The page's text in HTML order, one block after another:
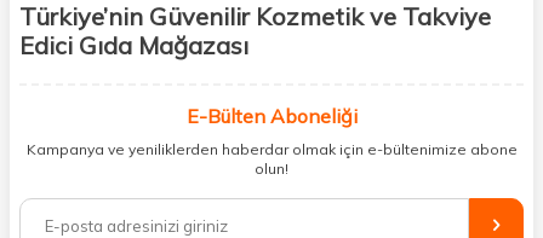
Türkiye’nin Güvenilir Kozmetik ve Takviye
Edici Gıda Mağazası
kişisel bakım hem de takviye edici gıda ürünlerini sizlerle
buluşturuyoruz. Artık mağaza mağaza dolaşmanıza gerek yok;
ihtiyacınız olan her şeyi tek bir çatı altında topluyor ve kapınıza kadar
%100 orijinal kozmetik ve sağlık ürünleriyle güzelliğinizi tamamlayabilir,
E-Bülten Aboneliği
Kampanya ve yeniliklerden haberdar olmak için e-bültenimize abone
olun!